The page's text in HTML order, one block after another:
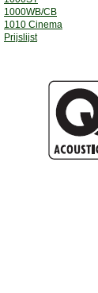
1000WB/CB
1010 Cinema
Prijslijst